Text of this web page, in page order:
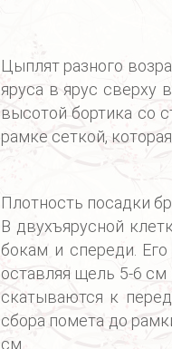
Цыплят разного
яруса в ярус сверху
высотой бортика со
рамке сеткой,
Плотность посадки
В двухъярусной
бокам и спереди.
оставляя щель 5-6
скатываются к
сбора помета до
см.